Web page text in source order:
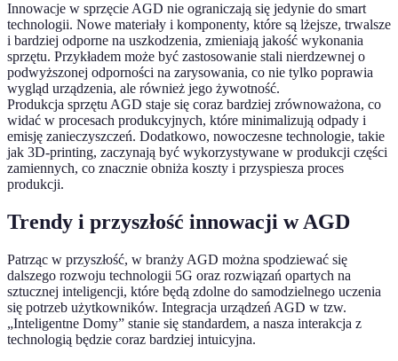
Innowacje w sprzęcie AGD nie ograniczają się jedynie do smart
technologii. Nowe materiały i komponenty, które są lżejsze, trwalsze
i bardziej odporne na uszkodzenia, zmieniają jakość wykonania
sprzętu. Przykładem może być zastosowanie stali nierdzewnej o
podwyższonej odporności na zarysowania, co nie tylko poprawia
wygląd urządzenia, ale również jego żywotność.
Produkcja sprzętu AGD staje się coraz bardziej zrównoważona, co
widać w procesach produkcyjnych, które minimalizują odpady i
emisję zanieczyszczeń. Dodatkowo, nowoczesne technologie, takie
jak 3D-printing, zaczynają być wykorzystywane w produkcji części
zamiennych, co znacznie obniża koszty i przyspiesza proces
produkcji.
Trendy i przyszłość innowacji w AGD
Patrząc w przyszłość, w branży AGD można spodziewać się
dalszego rozwoju technologii 5G oraz rozwiązań opartych na
sztucznej inteligencji, które będą zdolne do samodzielnego uczenia
się potrzeb użytkowników. Integracja urządzeń AGD w tzw.
„Inteligentne Domy” stanie się standardem, a nasza interakcja z
technologią będzie coraz bardziej intuicyjna.